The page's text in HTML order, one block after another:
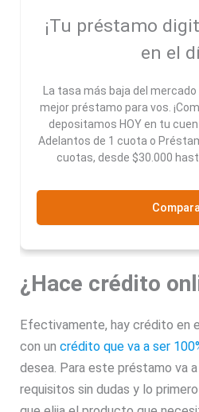
¡Tu préstamo
en el
La tasa más baja del
mejor préstamo para vos.
depositamos HOY en tu
Adelantos de 1 cuota o
cuotas, desde $30.000
¿Hace crédito
Efectivamente, hay crédito en
con uncrédito que va a ser
desea. Para este préstamo va
requisitos sin dudas y lo